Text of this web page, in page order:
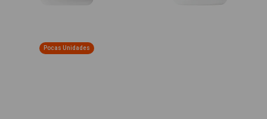
Pocas Unidades